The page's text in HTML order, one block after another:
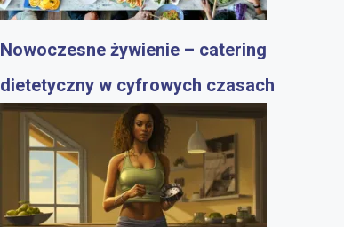
Nowoczesne żywienie – catering
dietetyczny w cyfrowych czasach